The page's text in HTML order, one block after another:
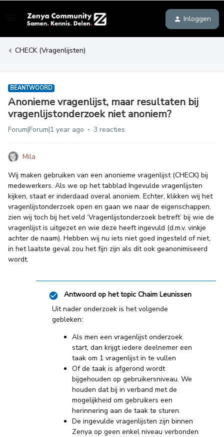
Inloggen
CHECK (Vragenlijsten)
BEANTWOORD
Anonieme vragenlijst, maar resultaten bij
vragenlijstonderzoek niet anoniem?
Forum|Forum|1 year ago 3 reacties
Mila
Wij maken gebruiken van een anonieme vragenlijst (CHECK) bij
medewerkers. Als we op het tabblad Ingevulde vragenlijsten
kijken, staat er inderdaad overal anoniem. Echter, klikken wij het
vragenlijstonderzoek open en gaan we naar de eigenschappen,
zien wij toch bij het veld ‘Vragenlijstonderzoek betreft’ bij wie de
vragenlijst is uitgezet en wie deze heeft ingevuld (d.m.v. vinkje
achter de naam). Hebben wij nu iets niet goed ingesteld of niet,
in het laatste geval zou het fijn zijn als dit ook geanonimiseerd
wordt.
Antwoord op het topic Chaim Leunissen
Uit nader onderzoek is het volgende
gebleken:
Als men een vragenlijst onderzoek
start, dan krijgt iedere deelnemer een
taak om 1 vragenlijst in te vullen
Of de taak is afgerond wordt
bijgehouden op gebruikersniveau. We
houden dat bij in verband met de
mogelijkheid om gebruikers een
herinnering aan de taak te sturen.
De ingevulde vragenlijsten zijn binnen
Zenya op geen enkel niveau verbonden